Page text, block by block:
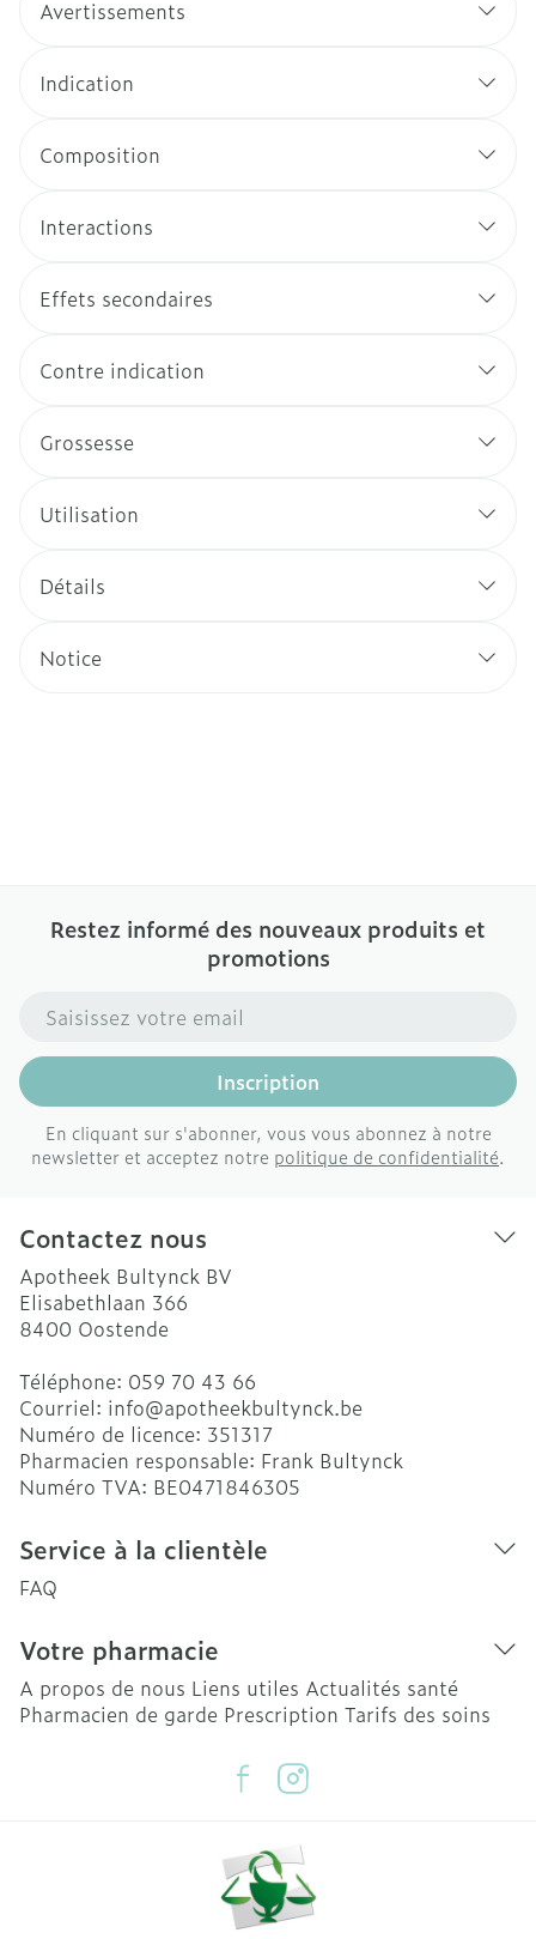
Avertissements
Indication
Composition
Interactions
Effets secondaires
Contre indication
Grossesse
Utilisation
Détails
Notice
Restez informé des nouveaux produits et
promotions
Adresse mail
Inscription
En cliquant sur s'abonner, vous vous abonnez à notre
newsletter et acceptez notre politique de confidentialité.
Contactez nous
Apotheek Bultynck BV
Elisabethlaan 366
8400 Oostende
Téléphone: 059 70 43 66
Courriel: info@apotheekbultynck.be
Numéro de licence: 351317
Pharmacien responsable: Frank Bultynck
Numéro TVA: BE0471846305
Service à la clientèle
FAQ
Votre pharmacie
A propos de nous Liens utiles Actualités santé
Pharmacien de garde Prescription Tarifs des soins